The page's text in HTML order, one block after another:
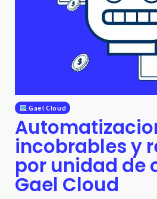
Gael Cloud
incobrables y
por unidad de
Gael Cloud